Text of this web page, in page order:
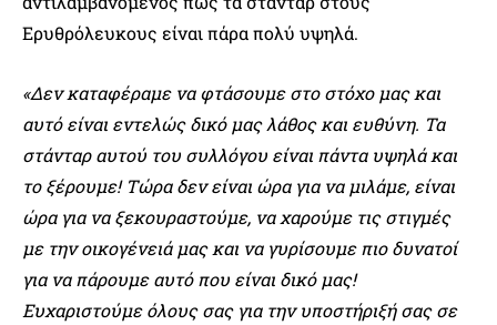
Ερυθρόλευκους είναι πάρα πολύ υψηλά.
«Δεν καταφέραμε να φτάσουμε στο στόχο μας και
αυτό είναι εντελώς δικό μας λάθος και ευθύνη. Τα
στάνταρ αυτού του συλλόγου είναι πάντα υψηλά και
το ξέρουμε! Τώρα δεν είναι ώρα για να μιλάμε, είναι
ώρα για να ξεκουραστούμε, να χαρούμε τις στιγμές
με την οικογένειά μας και να γυρίσουμε πιο δυνατοί
για να πάρουμε αυτό που είναι δικό μας!
Ευχαριστούμε όλους σας για την υποστήριξή σας σε